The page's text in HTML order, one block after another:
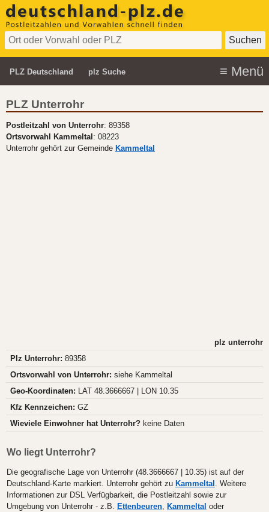
PLZ Deutschland plz Suche
PLZ Unterrohr
Postleitzahl von Unterrohr: 89358
Ortsvorwahl Kammeltal : 08223
Unterrohr gehört zur Gemeinde Kammeltal
plz unterrohr
Plz Unterrohr: 89358
Ortsvorwahl von Unterrohr: siehe Kammeltal
Geo-Koordinaten: LAT 48.3666667 | LON 10.35
Kfz Kennzeichen: GZ
Wieviele Einwohner hat Unterrohr? keine Daten
Wo liegt Unterrohr?
Die geografische Lage von Unterrohr (48.3666667 | 10.35) ist auf der
Deutschland-Karte markiert. Unterrohr gehört zu Kammeltal . Weitere
Informationen zur DSL Verfügbarkeit, die Postleitzahl sowie zur
Umgebung von Unterrohr - z.B. Ettenbeuren, Kammeltal oder